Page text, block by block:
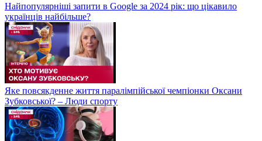
Найпопулярніші запити в Google за 2024 рік: що цікавило
українців найбільше?
Яке повсякденне життя паралімпійської чемпіонки Оксани
Зубковської? – Люди спорту